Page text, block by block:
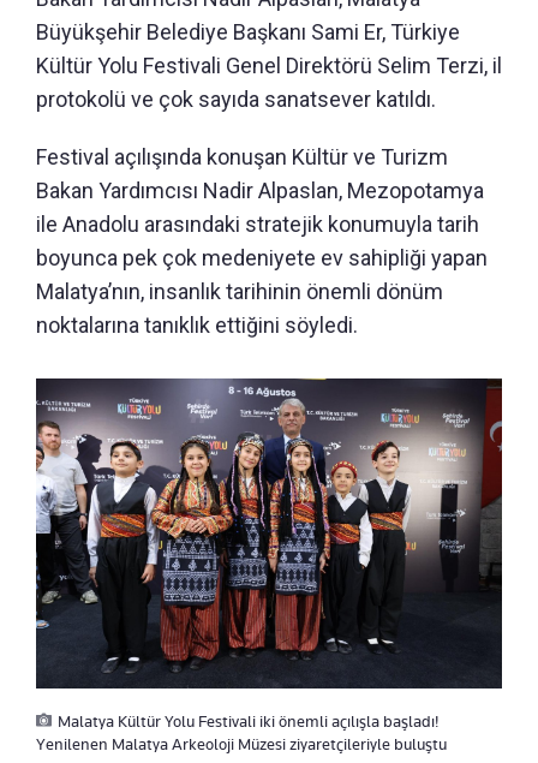
Büyükşehir Belediye Başkanı Sami Er, Türkiye
Kültür Yolu Festivali Genel Direktörü Selim Terzi, il
protokolü ve çok sayıda sanatsever katıldı.
Festival açılışında konuşan Kültür ve Turizm
Bakan Yardımcısı Nadir Alpaslan, Mezopotamya
ile Anadolu arasındaki stratejik konumuyla tarih
boyunca pek çok medeniyete ev sahipliği yapan
Malatya’nın, insanlık tarihinin önemli dönüm
noktalarına tanıklık ettiğini söyledi.
Malatya Kültür Yolu Festivali iki önemli açılışla başladı!
Yenilenen Malatya Arkeoloji Müzesi ziyaretçileriyle buluştu